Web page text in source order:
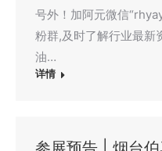
号外！加阿元微信
粉群,及时了解行业最新
油…
详情